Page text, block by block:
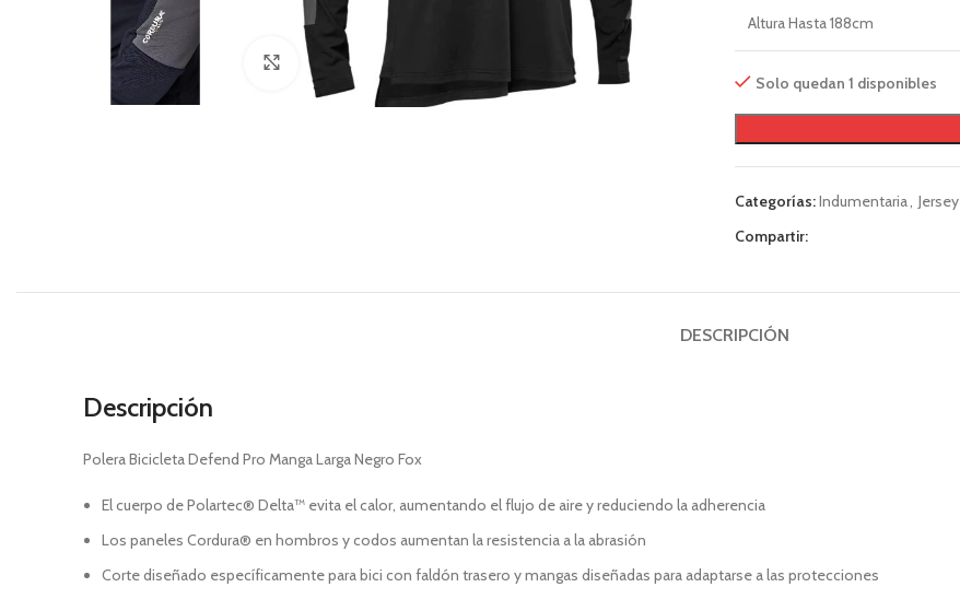
Haga Click para agrandar
Altura Hasta 188cm
Solo quedan 1 disponibles
Categorías:Indumentaria, Jersey
Compartir:
DESCRIPCIÓN
Descripción
Polera Bicicleta Defend Pro Manga Larga Negro Fox
El cuerpo de Polartec® Delta™ evita el calor, aumentando el flujo de aire y reduciendo la adherencia
Los paneles Cordura® en hombros y codos aumentan la resistencia a la abrasión
Corte diseñado específicamente para bici con faldón trasero y mangas diseñadas para adaptarse a las protecciones